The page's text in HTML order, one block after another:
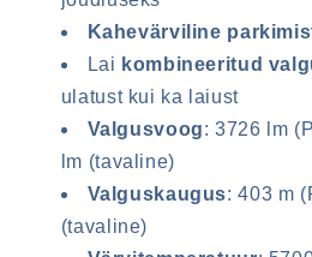
Kahevärviline
Lai kombineeritud
ulatust kui ka laiust
Valgusvoog: 3726 lm
lm (tavaline)
Valguskaugus: 403 m
(tavaline)